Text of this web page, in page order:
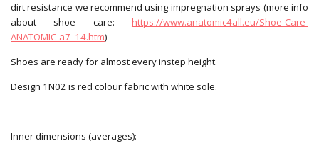
dirt resistance we recommend using impregnation sprays (more info
about shoe care: https://www.anatomic4all.eu/Shoe-Care-
ANATOMIC-a7_14.htm)
Shoes are ready for almost every instep height.
Design 1N02 is red colour fabric with white sole.
Inner dimensions (averages):